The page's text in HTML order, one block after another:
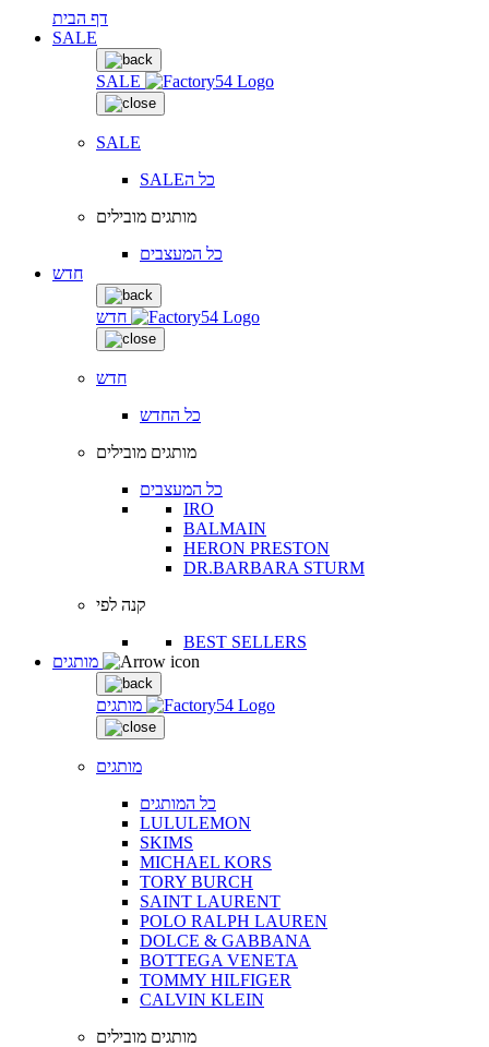
דף הבית
SALE
SALE
SALE
SALEכל ה
מותגים מובילים
כל המעצבים
חדש
חדש
חדש
כל החדש
מותגים מובילים
כל המעצבים
IRO
BALMAIN
HERON PRESTON
DR.BARBARA STURM
קנה לפי
BEST SELLERS
מותגים
מותגים
כל המותגים
LULULEMON
SKIMS
MICHAEL KORS
TORY BURCH
SAINT LAURENT
POLO RALPH LAUREN
DOLCE & GABBANA
BOTTEGA VENETA
TOMMY HILFIGER
CALVIN KLEIN
מותגים מובילים